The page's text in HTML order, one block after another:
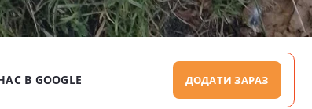
В GOOGLE ДОДАТИ ЗАРАЗ